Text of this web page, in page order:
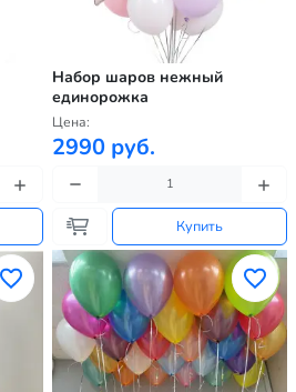
Набор шаров нежный
единорожка
Цена:
2990 руб.
Купить